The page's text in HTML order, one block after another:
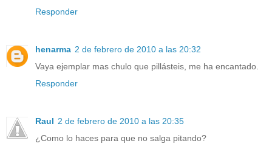
Responder
henarma 2 de febrero de 2010 a las 20:32
Vaya ejemplar mas chulo que pillásteis, me ha encantado.
Responder
Raul 2 de febrero de 2010 a las 20:35
¿Como lo haces para que no salga pitando?